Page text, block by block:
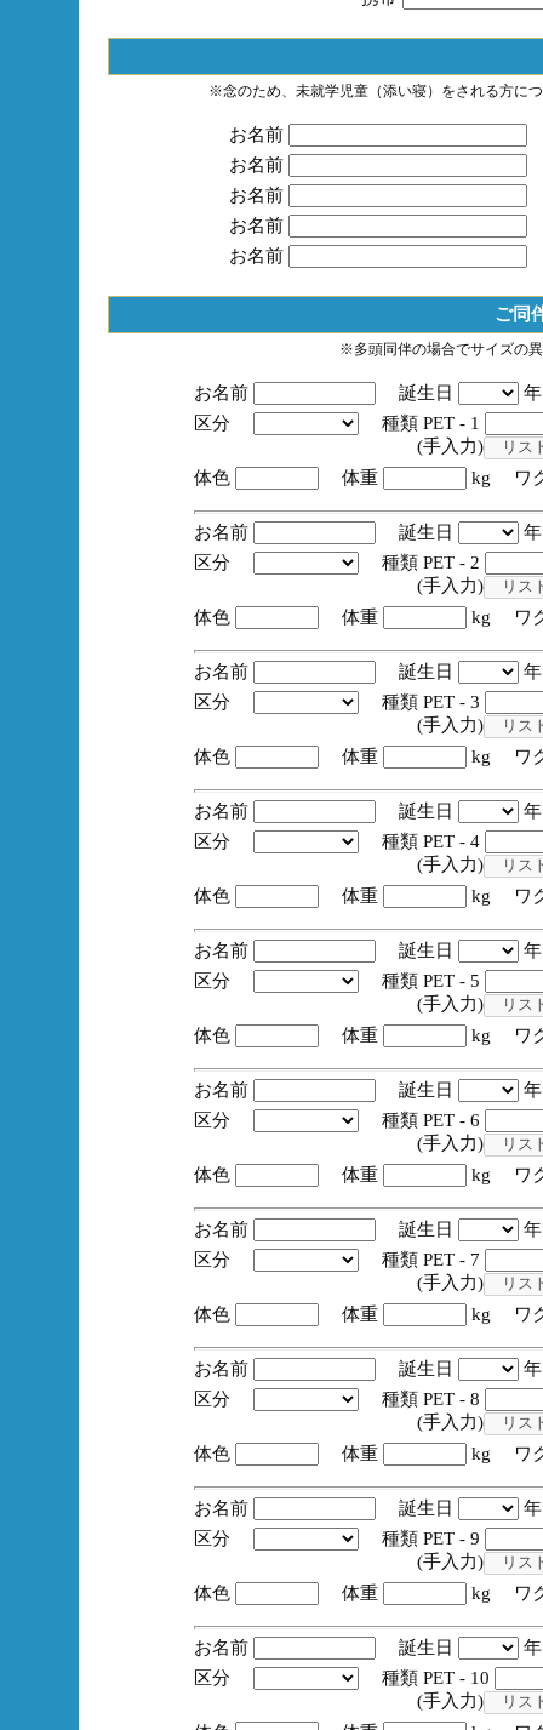
※念のため、未就学児童（添い寝）をされる方に
お名前
お名前
お名前
お名前
お名前
ご同
※多頭同伴の場合でサイズの
お名前 誕生日
区分
種類 PET - 1
(手入力)
体色
体重 kg ワ
お名前 誕生日
区分
種類 PET - 2
(手入力)
体色
体重 kg ワ
お名前 誕生日
区分
種類 PET - 3
(手入力)
体色
体重 kg ワ
お名前 誕生日
区分
種類 PET - 4
(手入力)
体色
体重 kg ワ
お名前 誕生日
区分
種類 PET - 5
(手入力)
体色
体重 kg ワ
お名前 誕生日
区分
種類 PET - 6
(手入力)
体色
体重 kg ワ
お名前 誕生日
区分
種類 PET - 7
(手入力)
体色
体重 kg ワ
お名前 誕生日
区分
種類 PET - 8
(手入力)
体色
体重 kg ワ
お名前 誕生日
区分
種類 PET - 9
(手入力)
体色
体重 kg ワ
お名前 誕生日
区分
種類 PET - 10
(手入力)